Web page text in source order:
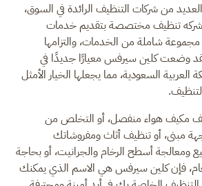
من شركات التنظيف الرائدة في السوق،
تنظيف مختصصة بتقديم خدمات
مجموعة شاملة من الخدمات، والتزامها
لقد وضعت كلين سيرفس معيارًا جديدًا في
العربية السعودية، مما يجعلها الخيار الأمثل
مكيف هواء منفصل، أو التخلص من
مبنى، أو تنظيف أثاث ومفروشاتك
ومعالجة أسطح الرخام والجرانيت، أو بحاجة
فإن كلين سيرفس هي الاسم الذي يمكنك